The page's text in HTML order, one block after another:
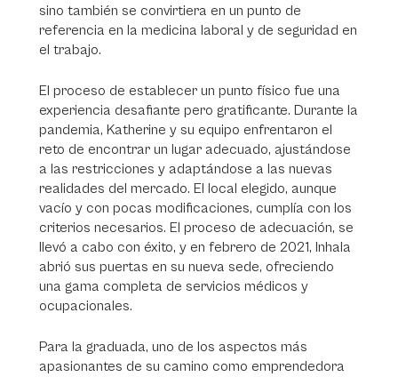
sino también se convirtiera en un punto de
referencia en la medicina laboral y de seguridad en
el trabajo.
El proceso de establecer un punto físico fue una
experiencia desafiante pero gratificante. Durante la
pandemia, Katherine y su equipo enfrentaron el
reto de encontrar un lugar adecuado, ajustándose
a las restricciones y adaptándose a las nuevas
realidades del mercado. El local elegido, aunque
vacío y con pocas modificaciones, cumplía con los
criterios necesarios. El proceso de adecuación, se
llevó a cabo con éxito, y en febrero de 2021, Inhala
abrió sus puertas en su nueva sede, ofreciendo
una gama completa de servicios médicos y
ocupacionales.
Para la graduada, uno de los aspectos más
apasionantes de su camino como emprendedora